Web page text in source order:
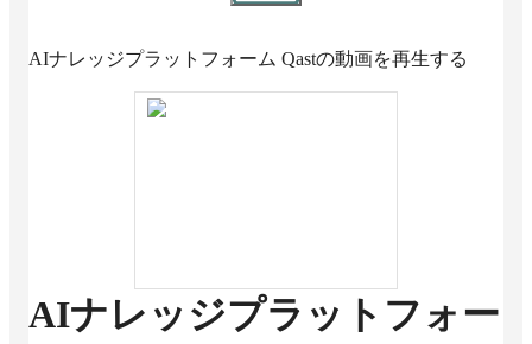
AIナレッジプラットフォーム Qastの動画を再生する
AIナレッジプラットフォー